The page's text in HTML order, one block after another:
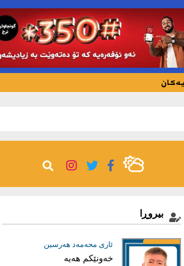
بیروڕا
ئاری محەمەد هەرسین
خەونێکم هەیە
عیماد ئه‌حمه‌د
بریاری دروست؛ بناغەی